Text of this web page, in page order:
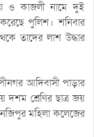
ও কাজলী নামে দুই
পুলিশ। শনিবার
তাদের লাশ উদ্ধার
আদিবাসী পাড়ার
দশম শ্রেণির ছাত্র জয়
মহিলা কলেজের